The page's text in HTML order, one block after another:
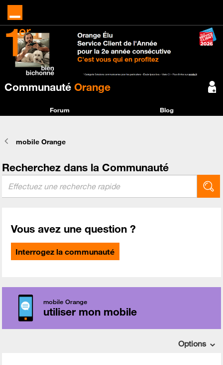
Communauté Orange
Forum Blog
mobile Orange
Recherchez dans la Communauté
Vous avez une question ?
Interrogez la communauté
mobile Orange
utiliser mon mobile
Options